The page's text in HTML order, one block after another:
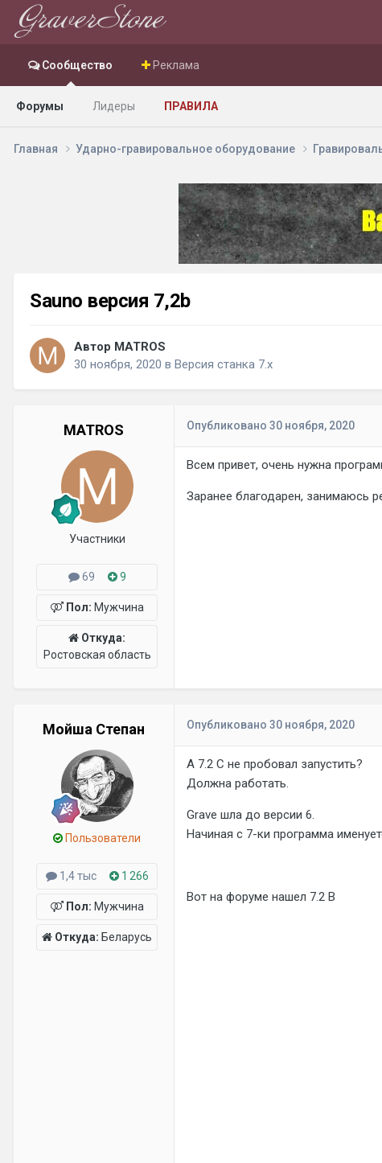
Сообщество
Форумы Лидеры ПРАВИЛА
Реклама
Главная Ударно-гравировальное оборудование
Sauno версия 7,2b
Автор MATROS
30 ноября, 2020 в Версия станка 7.х
MATROS
Участники
69 9
Пол: Мужчина
Откуда:
Ростовская область
Опубликовано 30 ноября, 2020
Всем привет, очень нужна
Заранее благодарен, занимаюсь
Мойша Степан
Пользователи
1,4 тыс 1 266
Пол: Мужчина
Откуда: Беларусь
Опубликовано 30 ноября, 2020
А 7.2 С не пробовал запустить?
Должна работать.
Grave шла до версии 6.
Начиная с 7-ки программа
Вот на форуме нашел 7.2 В